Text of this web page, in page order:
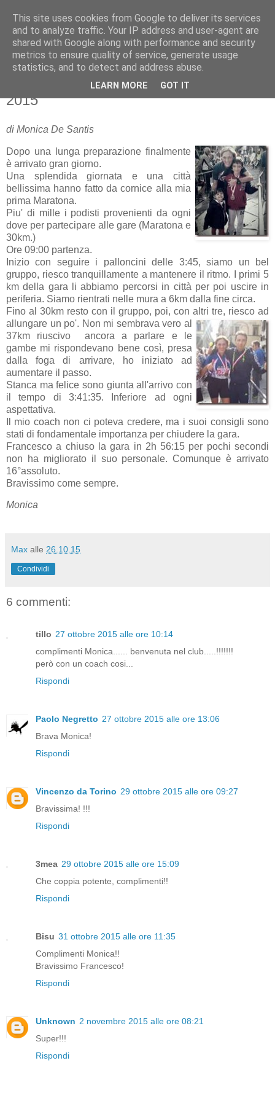
RUNNERS VALBOSSA
lunedì 26 ottobre 2015
MARATONA DI LUCCA 25 OTTOBRE
2015
di Monica De Santis
Dopo una lunga preparazione finalmente
è arrivato gran giorno.
Una splendida giornata e una città
bellissima hanno fatto da cornice alla mia
prima Maratona.
Piu' di mille i podisti provenienti da ogni
dove per partecipare alle gare (Maratona e
30km.)
Ore 09:00 partenza.
Inizio con seguire i palloncini delle 3:45, siamo un bel
gruppo, riesco tranquillamente a mantenere il ritmo. I primi 5
km della gara li abbiamo percorsi in città per poi uscire in
periferia. Siamo rientrati nelle mura a 6km dalla fine circa.
Fino al 30km resto con il gruppo, poi, con altri tre, riesco ad
allungare un po'. Non mi sembrava vero al
37km riuscivo ancora a parlare e le
gambe mi rispondevano bene così, presa
dalla foga di arrivare, ho iniziato ad
aumentare il passo.
Stanca ma felice sono giunta all'arrivo con
il tempo di 3:41:35. Inferiore ad ogni
aspettativa.
Il mio coach non ci poteva credere, ma i suoi consigli sono
stati di fondamentale importanza per chiudere la gara.
Francesco a chiuso la gara in 2h 56:15 per pochi secondi
non ha migliorato il suo personale. Comunque è arrivato
16°assoluto.
Bravissimo come sempre.
Monica
Max alle 26.10.15
Condividi
6 commenti:
tillo 27 ottobre 2015 alle ore 10:14
complimenti Monica...... benvenuta nel club.....!!!!!!!
però con un coach cosi...
Rispondi
Paolo Negretto 27 ottobre 2015 alle ore 13:06
Brava Monica!
Rispondi
Vincenzo da Torino 29 ottobre 2015 alle ore 09:27
Bravissima! !!!
Rispondi
3mea 29 ottobre 2015 alle ore 15:09
Che coppia potente, complimenti!!
Rispondi
Bisu 31 ottobre 2015 alle ore 11:35
Complimenti Monica!!
Bravissimo Francesco!
Rispondi
Unknown 2 novembre 2015 alle ore 08:21
Super!!!
Rispondi
This site uses cookies from Google to deliver its services
and to analyze traffic. Your IP address and user-agent are
shared with Google along with performance and security
metrics to ensure quality of service, generate usage
statistics, and to detect and address abuse.
LEARN MORE GOT IT